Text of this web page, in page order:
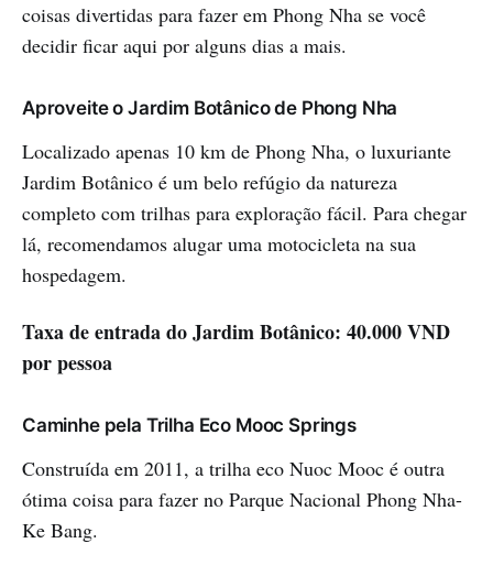
coisas divertidas para fazer em Phong Nha se você
decidir ficar aqui por alguns dias a mais.
Aproveite o Jardim Botânico de Phong Nha
Localizado apenas 10 km de Phong Nha, o luxuriante
Jardim Botânico é um belo refúgio da natureza
completo com trilhas para exploração fácil. Para chegar
lá, recomendamos alugar uma motocicleta na sua
hospedagem.
Taxa de entrada do Jardim Botânico: 40.000 VND
por pessoa
Caminhe pela Trilha Eco Mooc Springs
Construída em 2011, a trilha eco Nuoc Mooc é outra
ótima coisa para fazer no Parque Nacional Phong Nha-
Ke Bang.